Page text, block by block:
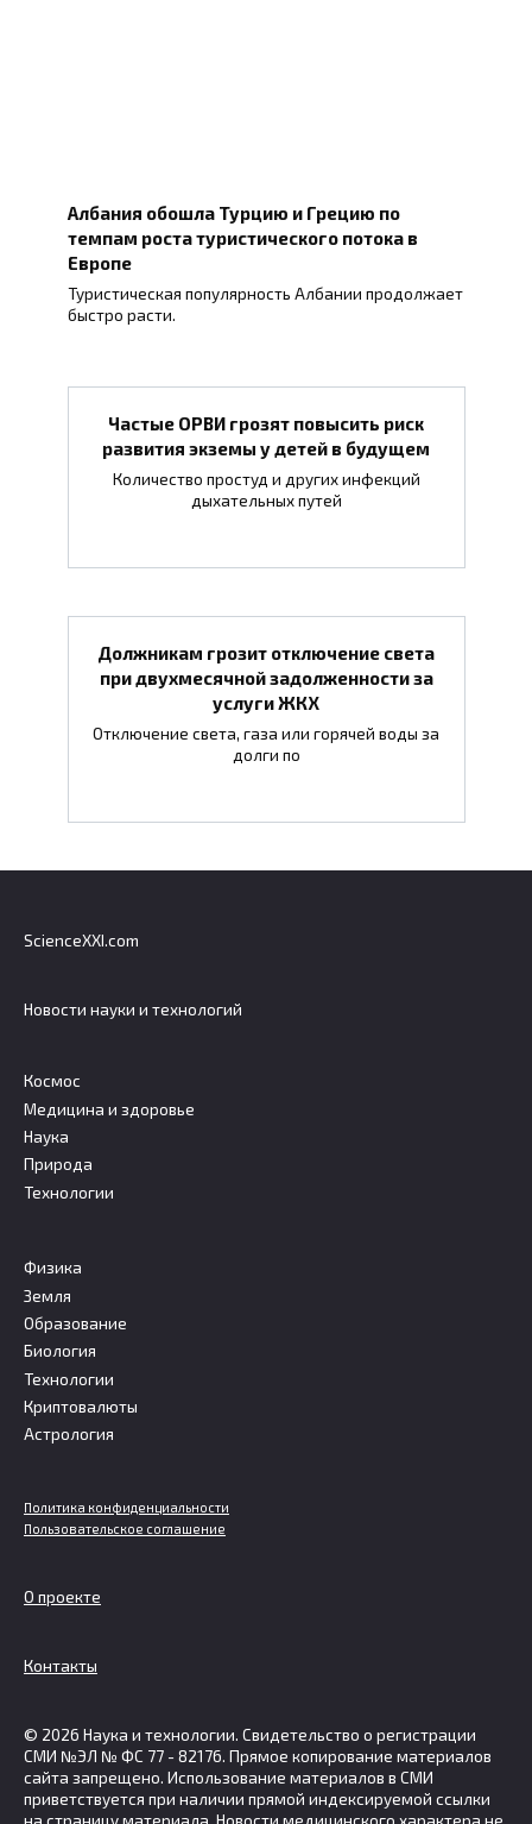
Албания обошла Турцию и Грецию по
темпам роста туристического потока в
Европе
Туристическая популярность Албании продолжает
быстро расти.
Частые ОРВИ грозят повысить риск
развития экземы у детей в будущем
Количество простуд и других инфекций
дыхательных путей
Должникам грозит отключение света
при двухмесячной задолженности за
услуги ЖКХ
Отключение света, газа или горячей воды за
долги по
ScienceXXI.com
Новости науки и технологий
Космос
Медицина и здоровье
Наука
Природа
Технологии
Физика
Земля
Образование
Биология
Технологии
Криптовалюты
Астрология
Политика конфиденциальности
Пользовательское соглашение
О проекте
Контакты
© 2026 Наука и технологии. Свидетельство о регистрации
СМИ №ЭЛ № ФС 77 - 82176. Прямое копирование материалов
сайта запрещено. Использование материалов в СМИ
приветствуется при наличии прямой индексируемой ссылки